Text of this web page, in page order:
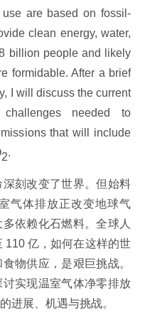
are based on fossil-
clean energy, water,
billion people and likely
formidable. After a brief
I will discuss the current
challenges needed to
that will include
2.
刻改变了世界。但始料
气体排放正改变地球气
依赖化石燃料。全球人
110 亿，如何在这样的世
物供应，是艰巨挑战。
实现温室气体净零排放
进展、机遇与挑战。